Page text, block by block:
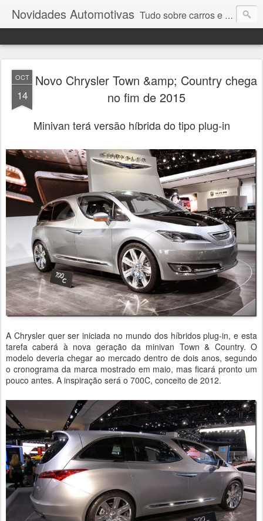
Novidades Automotivas Tudo sobre carros e motores
OCT
14
Novo Chrysler Town &amp; Country chega
no fim de 2015
Minivan terá versão híbrida do tipo plug-in
A Chrysler quer ser iniciada no mundo dos híbridos plug-in, e esta
tarefa caberá à nova geração da minivan Town & Country. O
modelo deveria chegar ao mercado dentro de dois anos, segundo
o cronograma da marca mostrado em maio, mas ficará pronto um
pouco antes. A inspiração será o 700C, conceito de 2012.